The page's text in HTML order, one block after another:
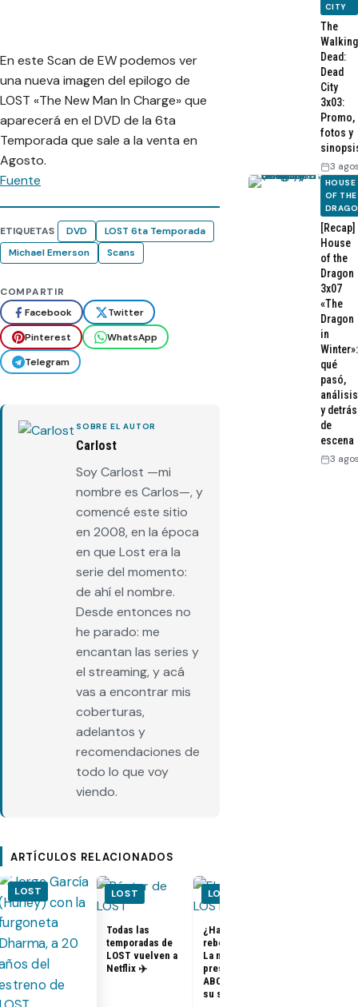
En este Scan de EW podemos ver
una nueva imagen del epilogo de
LOST «The New Man In Charge» que
aparecerá en el DVD de la 6ta
Temporada que sale a la venta en
Agosto.
Fuente
ETIQUETAS DVD
LOST 6ta Temporada
Michael Emerson
Scans
COMPARTIR
Facebook
Twitter
Pinterest
WhatsApp
Telegram
SOBRE EL AUTOR
Carlost
Soy Carlost —mi
nombre es Carlos—, y
comencé este sitio
en 2008, en la época
en que Lost era la
serie del momento:
de ahí el nombre.
Desde entonces no
he parado: me
encantan las series y
el streaming, y acá
vas a encontrar mis
coberturas,
adelantos y
recomendaciones de
todo lo que voy
viendo.
ARTÍCULOS RELACIONADOS
LOST LOST
Todas las
temporadas de
LOST vuelven a
Netflix ✈️
LOST
¿Habrá un
reboot de Lost?
La nueva
presidenta de
ABC dice que es
su sueño
CITY
The
Walking
Dead:
Dead
City
3x03:
Promo,
fotos y
3
HOUSE
OF THE
[Recap]
House
of the
Dragon
3x07
«The
Dragon
in
Winter»:
qué
pasó,
análisis
y detrás
de
escena
3